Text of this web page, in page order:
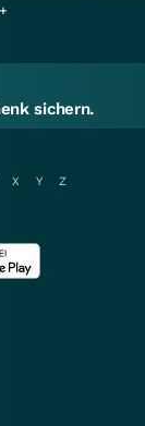
sichern.
X Y
Z